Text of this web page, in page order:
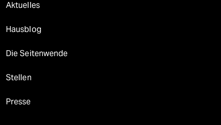
Aktuelles
Hausblog
Die Seitenwende
Stellen
Presse